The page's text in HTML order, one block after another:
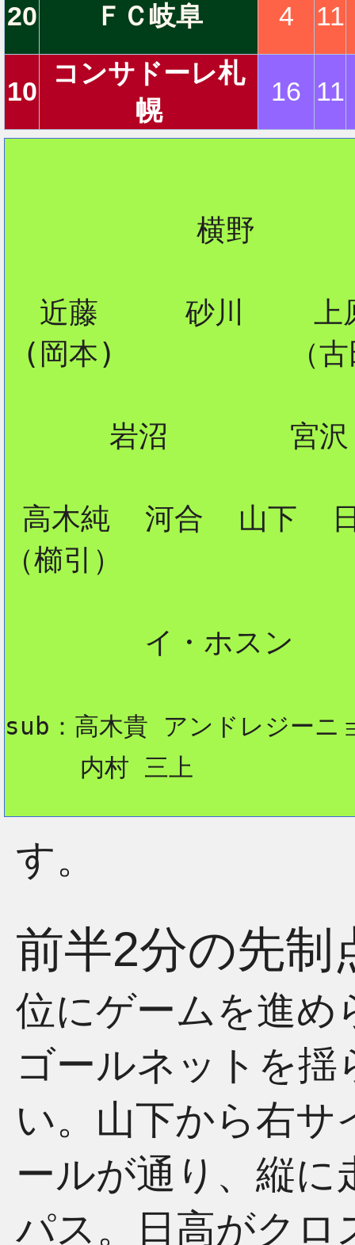
20 ＦＣ岐阜 4 11
10
コンサドーレ札
幌
16 11
           横野
近藤     砂川    上
(岡本)          （古
      岩沼       宮沢
高木純  河合  山下
（櫛引）
        イ・ホスン
sub：高木貴 アンドレジーニ
     内村 三上
す。
前半2分の先制
位にゲームを進め
ゴールネットを
い。山下から右サ
ールが通り、縦に
パス。日高がクロ